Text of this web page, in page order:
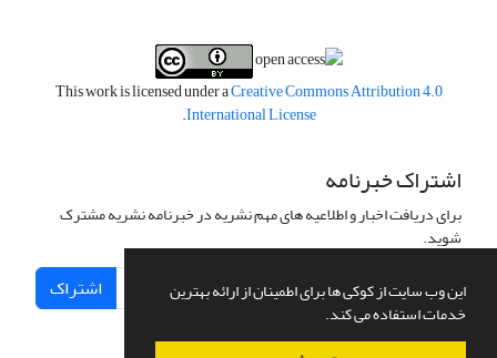
این وب سایت از کوکی ها برای اطمینان از ارائه بهترین
خدمات استفاده می کند.
This work is licensed under aCreative Commons Attribution 4.0
International License
.
اشتراک خبرنامه
برای دریافت اخبار و اطلاعیه های مهم نشریه در خبرنامه نشریه مشترک
شوید.
اشتراک